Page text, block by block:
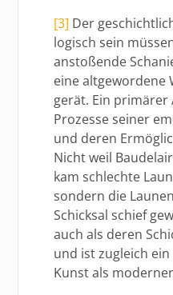
[3] Der
logisch sein
anstoßende
eine altgewordene
gerät. Ein primärer
Prozesse seiner
und deren
Nicht weil
kam schlechte
sondern die
Schicksal schief
auch als deren
und ist zugleich
Kunst als